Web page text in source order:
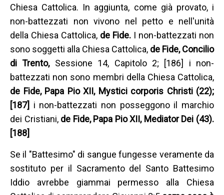
Chiesa Cattolica. In aggiunta, come già provato, i
non-battezzati non vivono nel petto e nell'unità
della Chiesa Cattolica, de Fide. I non-battezzati non
sono soggetti alla Chiesa Cattolica, de Fide, Concilio
di Trento, Sessione 14, Capitolo 2; [186] i non-
battezzati non sono membri della Chiesa Cattolica,
de Fide, Papa Pio XII, Mystici corporis Christi (22);
[187] i non-battezzati non posseggono il marchio
dei Cristiani, de Fide, Papa Pio XII, Mediator Dei (43).
[188]
Se il "Battesimo" di sangue fungesse veramente da
sostituto per il Sacramento del Santo Battesimo
Iddio avrebbe giammai permesso alla Chiesa